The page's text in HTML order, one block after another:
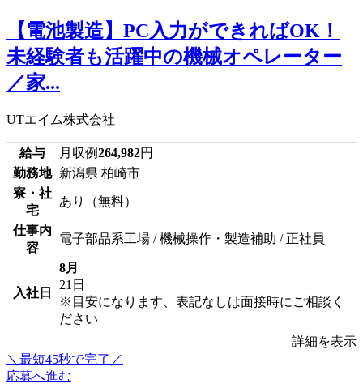
【電池製造】PC入力ができればOK！
未経験者も活躍中の機械オペレーター
／家...
UTエイム株式会社
給与 月収例264,982円
勤務地 新潟県 柏崎市
寮・社
宅
あり（無料）
仕事内
容
電子部品系工場 / 機械操作・製造補助 / 正社員
入社日
8月
21日
※目安になります、表記なしは面接時にご相談く
ださい
詳細を表示
＼最短45秒で完了／
応募へ進む